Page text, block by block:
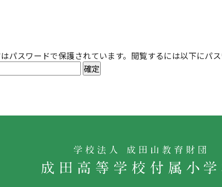
パスワードで保護されています。閲覧するには以下にパ